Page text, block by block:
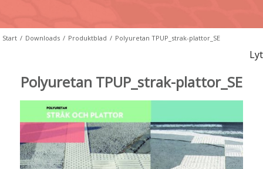
Start / Downloads / Produktblad / Polyuretan TPUP_strak-plattor_SE
Lyt
Polyuretan TPUP_strak-plattor_SE